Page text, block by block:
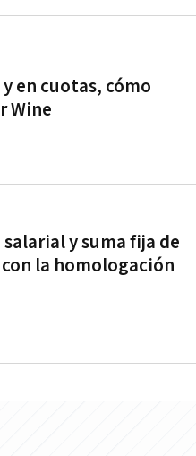
en cuotas, cómo
Wine
y suma fija de
la homologación